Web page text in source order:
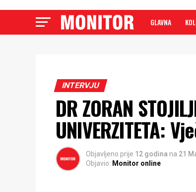
GLAVNA
INTERVJU
DR ZORAN
UNIVERZITETA:
Objavljeno prije 12 godina na 21
Objavio: Monitor online